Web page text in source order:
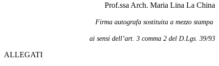
Prof.ssa Arch. Maria Lina La China
Firma autografa sostituita a mezzo stampa
ai sensi dell’art. 3 comma 2 del D.Lgs. 39/93
ALLEGATI